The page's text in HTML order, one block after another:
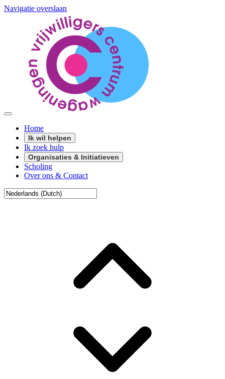
Navigatie overslaan
Home
Ik wil helpen
Ik zoek hulp
Organisaties & Initiatieven
Scholing
Over ons & Contact